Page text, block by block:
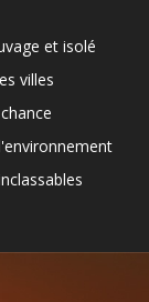
et isolé
villes